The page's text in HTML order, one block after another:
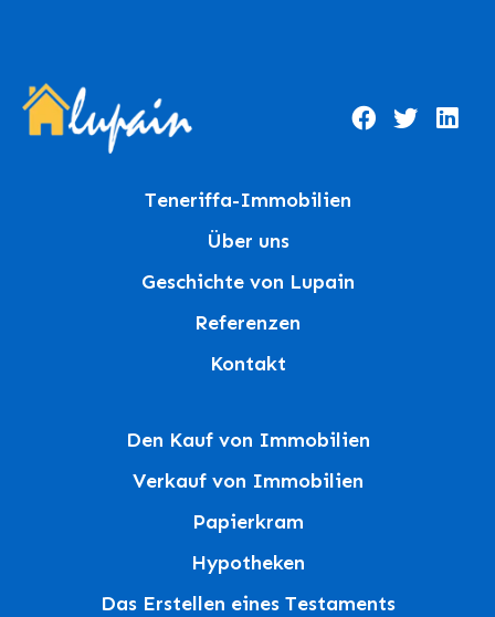
Teneriffa-Immobilien
Über uns
Geschichte von Lupain
Referenzen
Kontakt
Den Kauf von Immobilien
Verkauf von Immobilien
Papierkram
Hypotheken
Das Erstellen eines Testaments